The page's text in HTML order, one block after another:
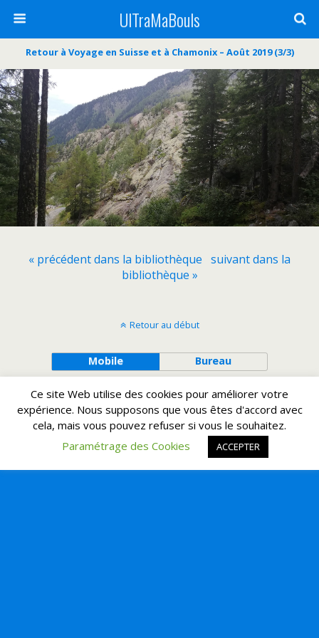
UlTraMaBouls
Retour à Voyage en Suisse et à Chamonix – Août 2019 (3/3)
« précédent dans la bibliothèque suivant dans la
bibliothèque »
Retour au début
Mobile Bureau
Ce site Web utilise des cookies pour améliorer votre
expérience. Nous supposons que vous êtes d'accord avec
cela, mais vous pouvez refuser si vous le souhaitez.
Paramétrage des Cookies
ACCEPTER